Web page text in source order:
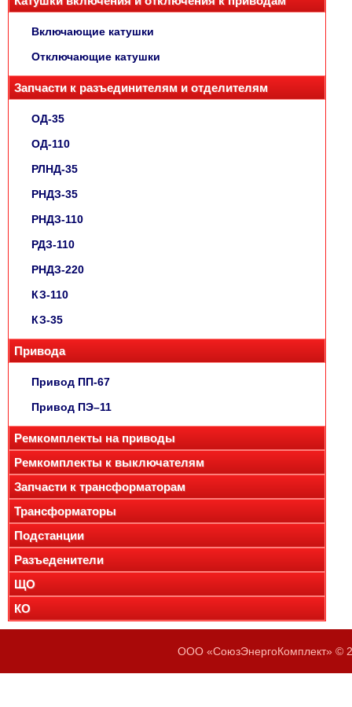
Включающие катушки
Отключающие катушки
Запчасти к разъединителям и отделителям
ОД-35
ОД-110
РЛНД-35
РНДЗ-35
РНДЗ-110
РДЗ-110
РНДЗ-220
КЗ-110
КЗ-35
Привода
Привод ПП-67
Привод ПЭ–11
Ремкомплекты на приводы
Ремкомплекты к выключателям
Запчасти к трансформаторам
Трансформаторы
Подстанции
Разъеденители
ЩО
КО
ООО «СоюзЭнергоКомплект» ©